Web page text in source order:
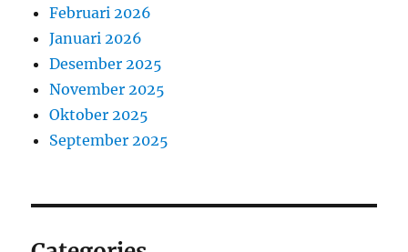
Februari 2026
Januari 2026
Desember 2025
November 2025
Oktober 2025
September 2025